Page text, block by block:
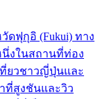
ดฟุกุอิ (Fukui) ทาง
งในสถานที่ท่อง
ยวชาวญี่ปุ่นและ
ที่สูงชันและวิว